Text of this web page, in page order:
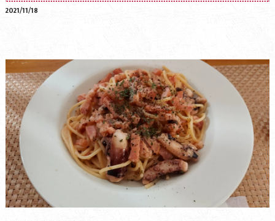
2021/11/18